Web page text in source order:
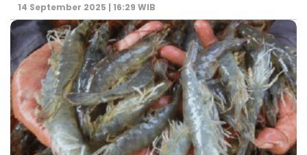
14 September 2025 | 16:29 WIB